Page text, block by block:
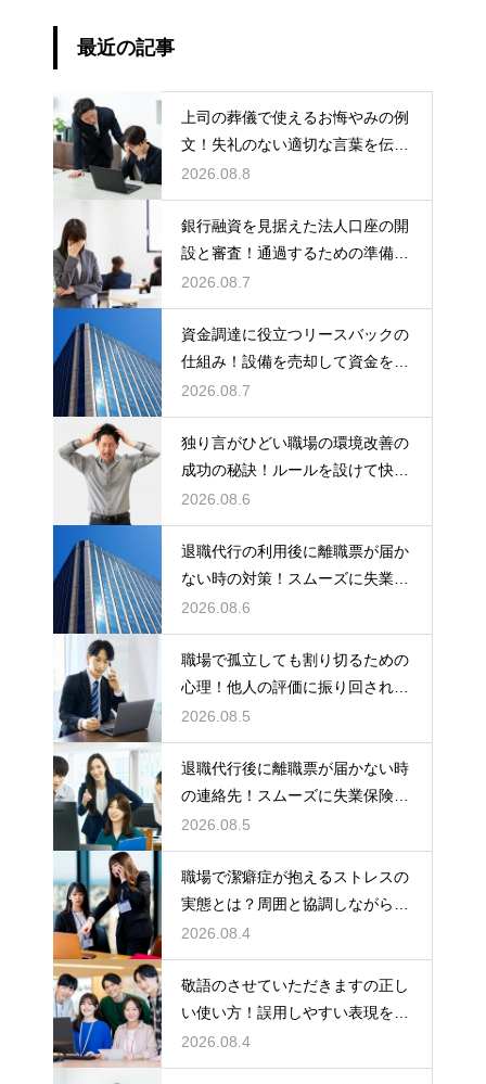
最近の記事
上司の葬儀で使えるお悔やみの例
文！失礼のない適切な言葉を伝え
る例文
2026.08.8
銀行融資を見据えた法人口座の開
設と審査！通過するための準備と
ポイント
2026.08.7
資金調達に役立つリースバックの
仕組み！設備を売却して資金を得
る方法
2026.08.7
独り言がひどい職場の環境改善の
成功の秘訣！ルールを設けて快適
な空間を作る
2026.08.6
退職代行の利用後に離職票が届か
ない時の対策！スムーズに失業保
険をもらう
2026.08.6
職場で孤立しても割り切るための
心理！他人の評価に振り回されな
いための術
2026.08.5
退職代行後に離職票が届かない時
の連絡先！スムーズに失業保険を
もらう術
2026.08.5
職場で潔癖症が抱えるストレスの
実態とは？周囲と協調しながら快
適に働く術
2026.08.4
敬語のさせていただきますの正し
い使い方！誤用しやすい表現を理
解する術
2026.08.4